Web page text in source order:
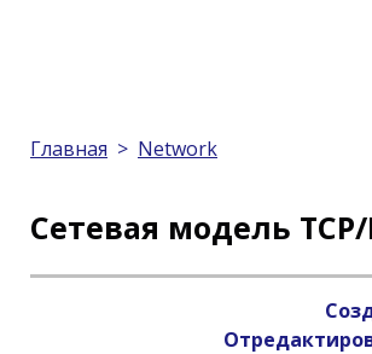
Главная > Network
Сетевая модель TCP/